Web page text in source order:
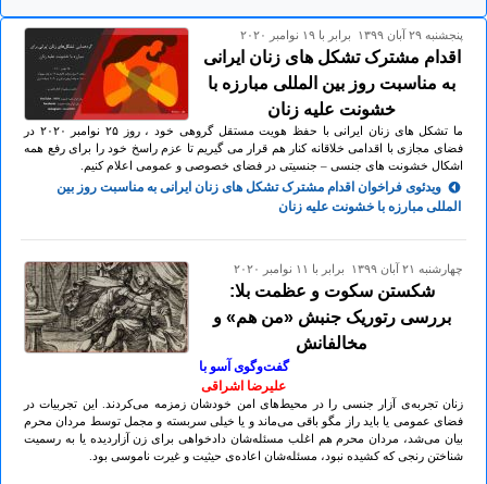
پنجشنبه ۲۹ آبان ۱۳۹۹ برابر با ۱۹ نوامبر ۲۰۲۰
اقدام مشترک تشکل های زنان ایرانی
به مناسبت روز بین المللی مبارزه با
خشونت علیه زنان
ما تشکل های زنان ایرانی با حفظ هویت مستقل گروهی خود ، روز ۲۵ نوامبر ۲٠۲٠ در
فضای مجازی با اقدامی خلاقانه کنار هم قرار می گیریم تا عزم راسخ خود را برای رفع همه
اشکال خشونت های جنسی – جنسیتی در فضای خصوصی و عمومی اعلام کنیم.
ویدئوی فراخوان اقدام مشترک تشکل های زنان ایرانی به مناسبت روز بین
المللی مبارزه با خشونت علیه زنان
چهارشنبه ۲۱ آبان ۱۳۹۹ برابر با ۱۱ نوامبر ۲۰۲۰
شکستن سکوت و عظمت بلا:
بررسی رتوریک جنبش «من هم» و
مخالفانش
گفت‌وگوی آسو با
علیرضا اشراقی
زنان تجربه‌ی آزار جنسی را در محیط‌های امن خودشان زمزمه می‌کردند. این تجربیات در
فضای عمومی یا باید راز مگو باقی می‌ماند و یا خیلی سربسته و مجمل توسط مردان محرم
بیان می‌شد، مردان محرم هم اغلب مسئله‌شان دادخواهی برای زن آزاردیده یا به رسمیت
شناختن رنجی که کشیده نبود، مسئله‌شان اعاده‌ی حیثیت و غیرت ناموسی بود.